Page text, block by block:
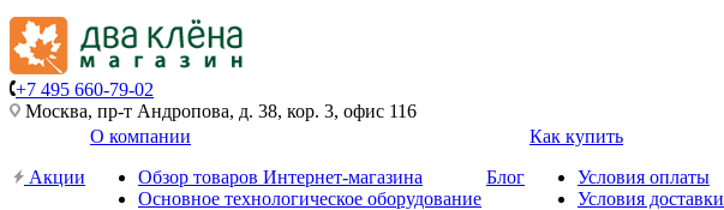
+7 495 660-79-02
Москва, пр-т Андропова, д. 38, кор. 3, офис 116
Акции
О компании
Обзор товаров Интернет-магазина
Основное технологическое оборудование
Блог
Как купить
Условия оплаты
Условия доставки